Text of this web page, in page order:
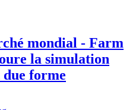
mondial - Farm
la simulation
due forme